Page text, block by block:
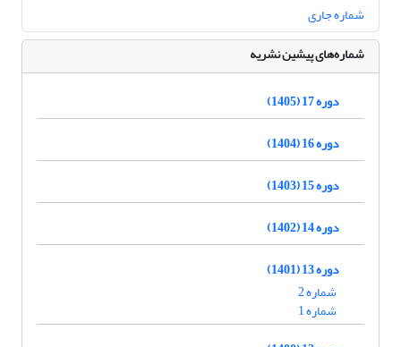
شماره جاری
شماره‌های پیشین نشریه
دوره 17 (1405)
دوره 16 (1404)
دوره 15 (1403)
دوره 14 (1402)
دوره 13 (1401)
شماره 2
شماره 1